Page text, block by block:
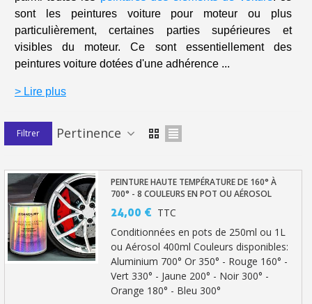
Réduction de 5€ sur la première commande
10€ de bon d'achat pour chaque parrainage
Inscription à la newsletter : 5€ de réduction
Paiement en 4x sans frais dès 30€ d'achats
Partagez vos créations et obtenez des bons d'achat
Gagnez des points de fidélité à chaque commande
Livraison sous 24 h en France Métropolitaine
Retour produits sous 14 jours
Réduction de 5€ sur la première commande
sont les peintures voiture pour moteur ou plus
particulièrement, certaines parties supérieures et
visibles du moteur. Ce sont essentiellement des
peintures voiture dotées d'une adhérence ...
> Lire plus
Filtrer Pertinence
PEINTURE HAUTE TEMPÉRATURE DE 160° À
700° - 8 COULEURS EN POT OU AÉROSOL
24,00 € TTC
Conditionnées en pots de 250ml ou 1L
ou Aérosol 400ml Couleurs disponibles:
Aluminium 700° Or 350° - Rouge 160° -
Vert 330° - Jaune 200° - Noir 300° -
Orange 180° - Bleu 300°